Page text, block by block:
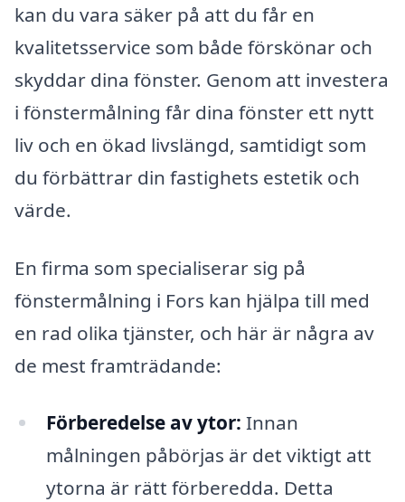
kan du vara säker på att du får en
kvalitetsservice som både förskönar och
skyddar dina fönster. Genom att investera
i fönstermålning får dina fönster ett nytt
liv och en ökad livslängd, samtidigt som
du förbättrar din fastighets estetik och
värde.
En firma som specialiserar sig på
fönstermålning i Fors kan hjälpa till med
en rad olika tjänster, och här är några av
de mest framträdande:
Förberedelse av ytor: Innan
målningen påbörjas är det viktigt att
ytorna är rätt förberedda. Detta